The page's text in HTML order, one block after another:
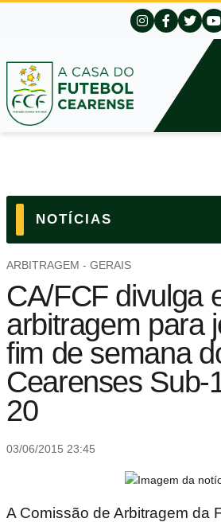
NOTÍCIAS
ARBITRAGEM - GERAIS
CA/FCF divulga
arbitragem para
fim de semana
Cearenses Sub-
20
03/06/2015 23:45
A Comissão de Arbitragem da